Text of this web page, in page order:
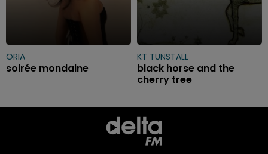
ORIA
soirée mondaine
KT TUNSTALL
black horse and the
cherry tree